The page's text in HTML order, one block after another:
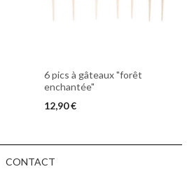
6 pics à gâteaux "forêt
enchantée"
12,90 €
CONTACT